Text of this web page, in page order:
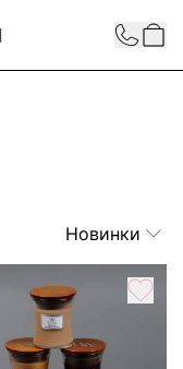
Contact
Новинки